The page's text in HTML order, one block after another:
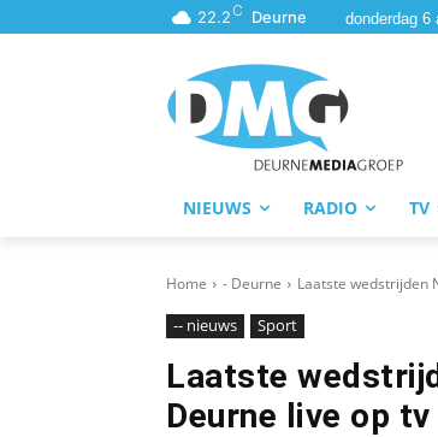
22.2C Deurne donderdag 6
NIEUWS RADIO TV
Home - Deurne Laatste wedstrijden
-- nieuws Sport
Laatste
Deurne live op tv